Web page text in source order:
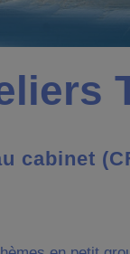
cabinet